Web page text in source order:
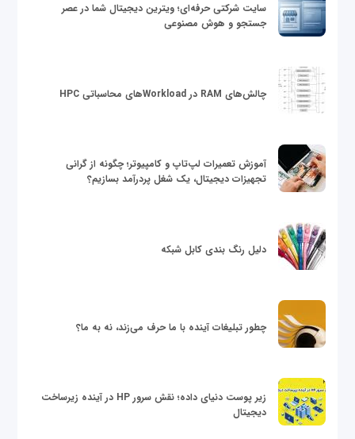
سایت شرکتی حرفه‌ای؛ ویترین دیجیتال شما در عصر
جستجو و هوش مصنوعی
چالش‌های RAM در Workloadهای محاسباتی HPC
آموزش تعمیرات لپ‌تاپ و کامپیوتر؛ چگونه از گرانی
تجهیزات دیجیتال، یک شغل پردرآمد بسازیم؟
دلیل رنگ بندی کابل شبکه
چطور تبلیغات آینده با ما حرف می‌زند، نه به ما؟
زیر پوست دنیای داده؛ نقش سرور HP در آینده زیرساخت
دیجیتال